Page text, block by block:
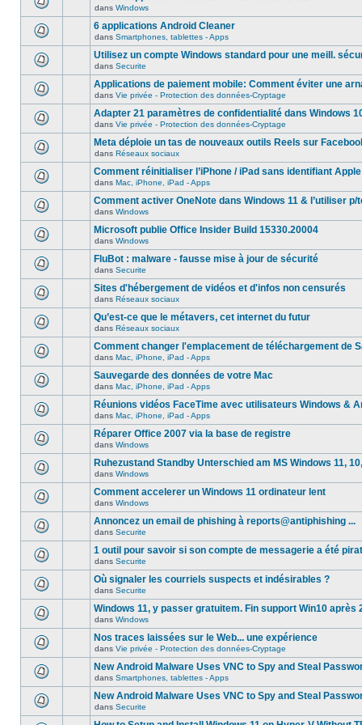
dans Windows
6 applications Android Cleaner
dans Smartphones, tablettes - Apps
Utilisez un compte Windows standard pour une meill.
dans Securite
Applications de paiement mobile: Comment éviter une
dans Vie privée - Protection des données-Cryptage
Adapter 21 paramètres de confidentialité dans Windows
dans Vie privée - Protection des données-Cryptage
Meta déploie un tas de nouveaux outils Reels sur
dans Réseaux sociaux
Comment réinitialiser l’iPhone / iPad sans identifiant Apple
dans Mac, iPhone, iPad - Apps
Comment activer OneNote dans Windows 11 & l’utiliser p/
dans Windows
Microsoft publie Office Insider Build 15330.20004
dans Windows
FluBot : malware - fausse mise à jour de sécurité
dans Securite
Sites d'hébergement de vidéos et d'infos non censurés
dans Réseaux sociaux
Qu’est-ce que le métavers, cet internet du futur
dans Réseaux sociaux
Comment changer l'emplacement de téléchargement de
dans Mac, iPhone, iPad - Apps
Sauvegarde des données de votre Mac
dans Mac, iPhone, iPad - Apps
Réunions vidéos FaceTime avec utilisateurs Windows &
dans Mac, iPhone, iPad - Apps
Réparer Office 2007 via la base de registre
dans Windows
Ruhezustand Standby Unterschied am MS Windows 11,
dans Windows
Comment accelerer un Windows 11 ordinateur lent
dans Windows
Annoncez un email de phishing à reports@antiphishing ...
dans Securite
1 outil pour savoir si son compte de messagerie a été
dans Securite
Où signaler les courriels suspects et indésirables ?
dans Securite
Windows 11, y passer gratuitem. Fin support Win10 après
dans Windows
Nos traces laissées sur le Web... une expérience
dans Vie privée - Protection des données-Cryptage
New Android Malware Uses VNC to Spy and Steal
dans Smartphones, tablettes - Apps
New Android Malware Uses VNC to Spy and Steal
dans Securite